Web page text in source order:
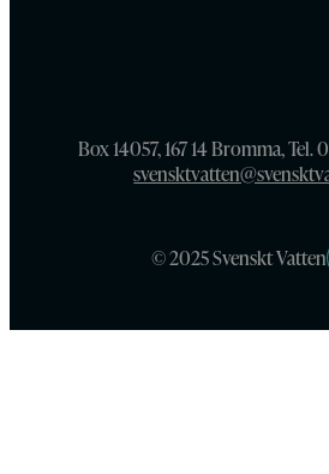
Box 14057, 167 14 Bromma,
© 2025 Svenskt Vatten